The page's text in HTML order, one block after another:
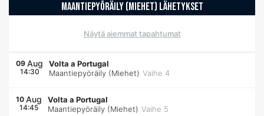
MAANTIEPYÖRÄILY (MIEHET) LÄHETYKSET
Näytä aiemmat tapahtumat
09 Aug
14:30
Volta a Portugal
Maantiepyöräily (Miehet) Vaihe 4
10 Aug
14:45
Volta a Portugal
Maantiepyöräily (Miehet) Vaihe 5